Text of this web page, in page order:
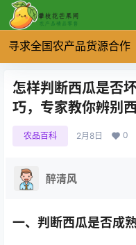
寻求全国农产品货源合作
怎样判断西瓜是否
巧，专家教你辨别
农品百科 2月8日 0
醉清风
一、判断西瓜是否成